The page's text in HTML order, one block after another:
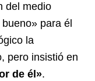
del medio
para él
la
pero insistió en
de él».